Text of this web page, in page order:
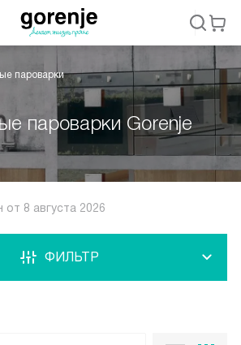
пароварки
пароварки Gorenje
от 8 августа 2026
ФИЛЬТР